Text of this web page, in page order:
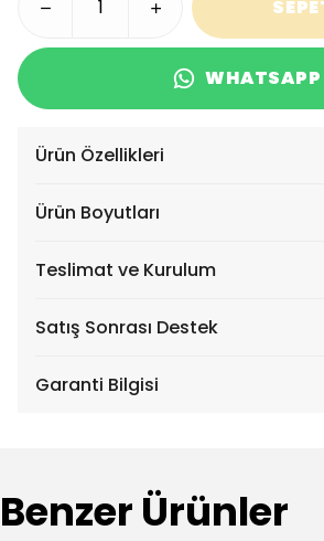
WHATSAPP
Ürün Özellikleri
Ürün Boyutları
Teslimat ve Kurulum
Satış Sonrası Destek
Garanti Bilgisi
Benzer Ürünler